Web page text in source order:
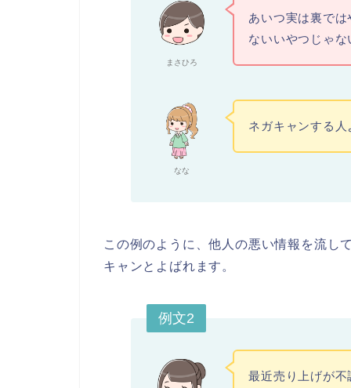
まさひろ
あいつ実は裏で
ないいやつじゃ
なな
ネガキャンする
この例のように、他人の悪い情報を流し
キャンとよばれます。
例文2
最近売り上げが不